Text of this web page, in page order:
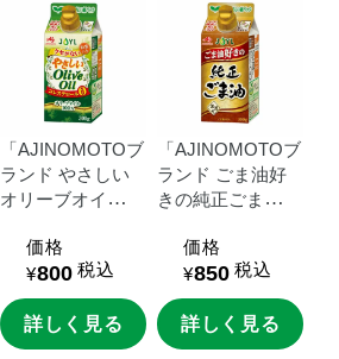
「AJINOMOTOブ
ランドやさしい
オリーブオイ
マートグリーンパ
ック
価格
¥800 税込
詳しく見る
「AJINOMOTOブ
ランド ごま油好
きの純正ごま
マートグリーンパ
ック
価格
¥850 税込
詳しく見る